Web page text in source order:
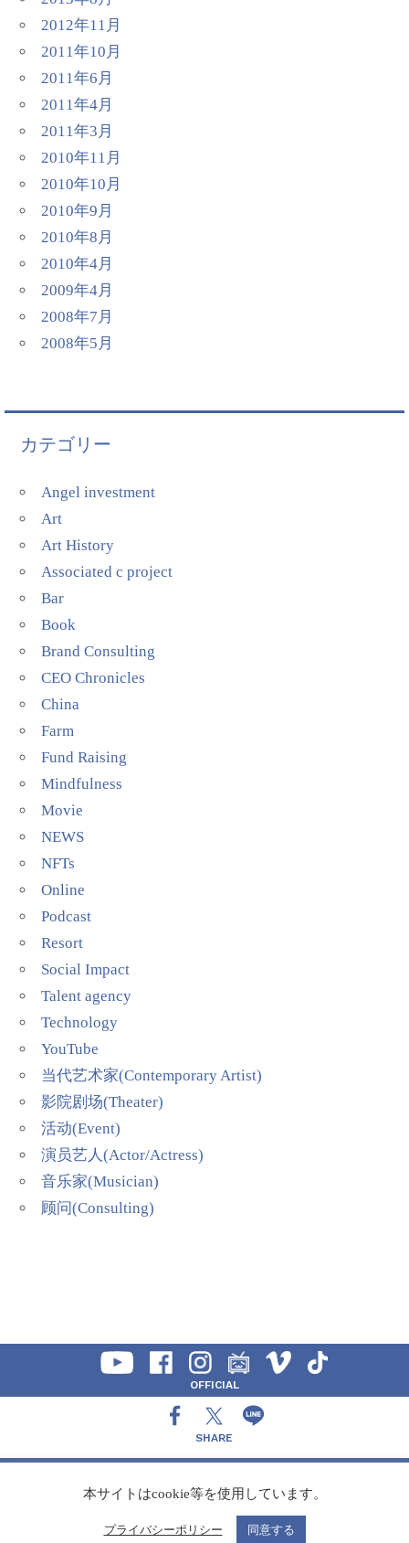
2012年11月
2011年10月
2011年6月
2011年4月
2011年3月
2010年11月
2010年10月
2010年9月
2010年8月
2010年4月
2009年4月
2008年7月
2008年5月
カテゴリー
Angel investment
Art
Art History
Associated c project
Bar
Book
Brand Consulting
CEO Chronicles
China
Farm
Fund Raising
Mindfulness
Movie
NEWS
NFTs
Online
Podcast
Resort
Social Impact
Talent agency
Technology
YouTube
当代艺术家(Contemporary Artist)
影院剧场(Theater)
活动(Event)
演员艺人(Actor/Actress)
音乐家(Musician)
顾问(Consulting)
OFFICIAL
SHARE
CONTACT
Copyright Speedy,Inc.
本サイトはcookie等を使用しています。
プライバシーポリシー 同意する